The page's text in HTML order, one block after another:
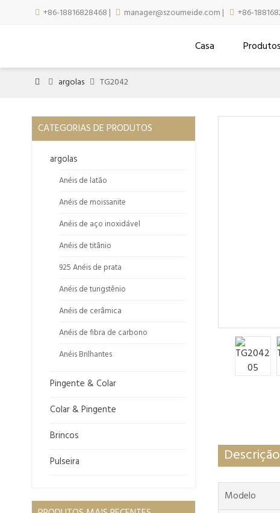
 +86-18816828468 |  manager@szoumeide.com |  +86-
Casa Produtos
  argolas  TG2042
Descrição
Modelo
CATEGORIAS DE PRODUTOS
argolas
Anéis de latão
Anéis de moissanite
Anéis de aço inoxidável
Anéis de titânio
925 Anéis de prata
Anéis de tungstênio
Anéis de cerâmica
Anéis de fibra de carbono
Anéis Brilhantes
Pingente & Colar
Colar & Pingente
Brincos
Pulseira